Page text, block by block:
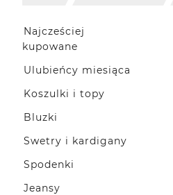
Najcześciej
kupowane
Ulubieńcy miesiąca
Koszulki i topy
Bluzki
Swetry i kardigany
Spodenki
Jeansy